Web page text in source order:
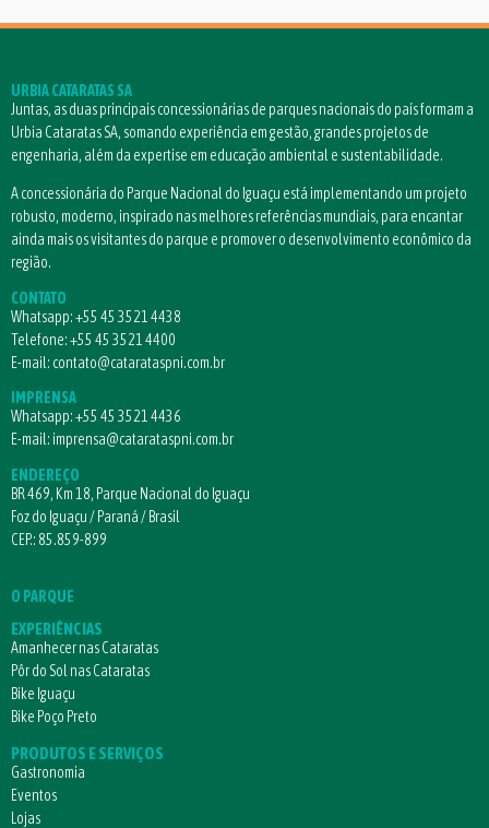
URBIA CATARATAS SA
Juntas, as duas principais concessionárias de parques nacionais do país formam a
Urbia Cataratas SA, somando experiência em gestão, grandes projetos de
engenharia, além da expertise em educação ambiental e sustentabilidade.
A concessionária do Parque Nacional do Iguaçu está implementando um projeto
robusto, moderno, inspirado nas melhores referências mundiais, para encantar
ainda mais os visitantes do parque e promover o desenvolvimento econômico da
região.
CONTATO
Whatsapp:+55 45 3521 4438
Telefone:+55 45 3521 4400
E-mail: contato@catarataspni.com.br
IMPRENSA
Whatsapp:+55 45 3521 4436
E-mail: imprensa@catarataspni.com.br
ENDEREÇO
BR 469, Km 18, Parque Nacional do Iguaçu
Foz do Iguaçu / Paraná / Brasil
CEP.: 85.859-899
O PARQUE
EXPERIÊNCIAS
Amanhecer nas Cataratas
Pôr do Sol nas Cataratas
Bike Iguaçu
Bike Poço Preto
PRODUTOS E SERVIÇOS
Gastronomia
Eventos
Lojas